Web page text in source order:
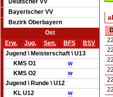
Deutscher VV
Bayerischer VV
Bezirk Oberbayern
Ost
Erw.
Jug. Sen. BFS
BSV
Jugend \ Meisterschaft \ U13
KMS O1
w
KMS O2
w
Jugend \ Runde \ U12
KL U12
w